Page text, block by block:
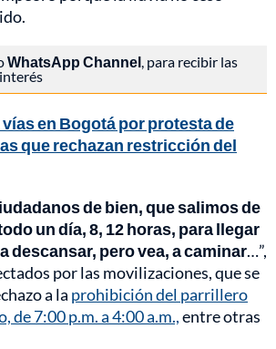
WhatsApp Channel , para recibir las
en Bogotá por protesta de
que rechazan restricción del
de bien, que salimos de
un día, 8, 12 horas, para llegar
descansar, pero vea, a caminar…”,
por las movilizaciones, que se
a la prohibición del parrillero
de 7:00 p.m. a 4:00 a.m.,entre otras